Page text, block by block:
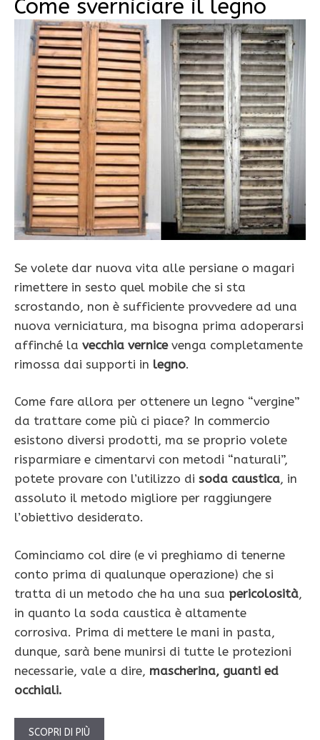
Come sverniciare il legno
Se volete dar nuova vita alle persiane o magari
rimettere in sesto quel mobile che si sta
scrostando, non è sufficiente provvedere ad una
nuova verniciatura, ma bisogna prima adoperarsi
affinché la vecchia vernicevenga completamente
rimossa dai supporti in legno.
Come fare allora per ottenere un legno “vergine”
da trattare come più ci piace? In commercio
esistono diversi prodotti, ma se proprio volete
risparmiare e cimentarvi con metodi “naturali”,
potete provare con l’utilizzo di soda caustica, in
assoluto il metodo migliore per raggiungere
l’obiettivo desiderato.
Cominciamo col dire (e vi preghiamo di tenerne
conto prima di qualunque operazione) che si
tratta di un metodo che ha una sua pericolosità,
in quanto la soda caustica è altamente
corrosiva. Prima di mettere le mani in pasta,
dunque, sarà bene munirsi di tutte le protezioni
necessarie, vale a dire, mascherina, guanti ed
occhiali.
SCOPRI DI PIÙ